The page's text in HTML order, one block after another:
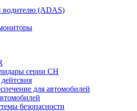
(ADAS)
серии CH
для автомобилей
безопасности